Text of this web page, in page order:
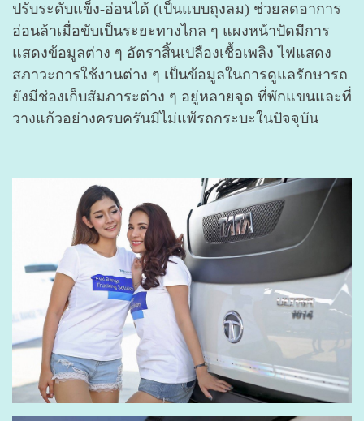
ปรับระดับแข็ง-อ่อนได้ (เป็นแบบถุงลม) ช่วยลดอาการ
อ่อนล้าเมื่อขับเป็นระยะทางไกล ๆ แผงหน้าปัดมีการ
แสดงข้อมูลต่าง ๆ อัตราสิ้นเปลืองเชื้อเพลิง ไฟแสดง
สภาวะการใช้งานต่าง ๆ เป็นข้อมูลในการดูแลรักษารถ
ยังมีช่องเก็บสัมภาระต่าง ๆ อยู่หลายจุด ที่พักแขนและที่
วางแก้วอย่างครบครันมีไม่แพ้รถกระบะในปัจจุบัน